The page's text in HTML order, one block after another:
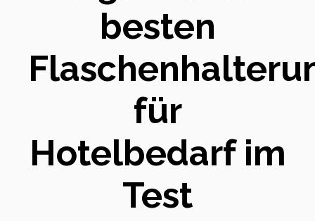
besten
für
Hotelbedarf im
Test